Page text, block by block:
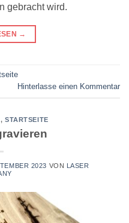
gebracht wird.
→
Hinterlasse einen Kommentar
,STARTSEITE
2023 VON LASER